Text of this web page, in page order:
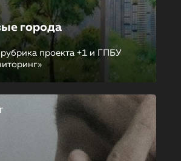
города
проекта +1 и ГПБУ